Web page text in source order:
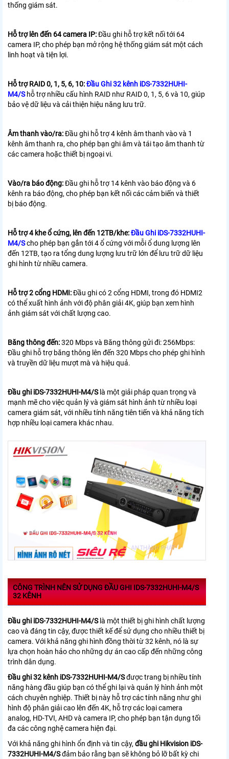
thống giám sát.
Hỗ trợ lên đến 64 camera IP:Đầu ghi hỗ trợ kết nối tới 64
camera IP, cho phép bạn mở rộng hệ thống giám sát một cách
linh hoạt và tiện lợi.
Hỗ trợ RAID 0, 1, 5, 6, 10:Đầu Ghi 32 kênh iDS-7332HUHI-
M4/Shỗ trợ nhiều cấu hình RAID như RAID 0, 1, 5, 6 và 10, giúp
bảo vệ dữ liệu và cải thiện hiệu năng lưu trữ.
Âm thanh vào/ra:Đầu ghi hỗ trợ 4 kênh âm thanh vào và 1
kênh âm thanh ra, cho phép bạn ghi âm và tái tạo âm thanh từ
các camera hoặc thiết bị ngoại vi.
Vào/ra báo động:Đầu ghi hỗ trợ 14 kênh vào báo động và 6
kênh ra báo động, cho phép bạn kết nối các cảm biến và thiết
bị báo động.
Hỗ trợ 4 khe ổ cứng, lên đến 12TB/khe:Đầu Ghi iDS-7332HUHI-
M4/Scho phép bạn gắn tới 4 ổ cứng với mỗi ổ dung lượng lên
đến 12TB, tạo ra tổng dung lượng lưu trữ lớn để lưu trữ dữ liệu
ghi hình từ nhiều camera.
Hỗ trợ 2 cổng HDMI:Đầu ghi có 2 cổng HDMI, trong đó HDMI2
có thể xuất hình ảnh với độ phân giải 4K, giúp bạn xem hình
ảnh giám sát với chất lượng cao.
Băng thông đến:320 Mbps và Băng thông gửi đi: 256Mbps:
Đầu ghi hỗ trợ băng thông lên đến 320 Mbps cho phép ghi hình
và truyền dữ liệu mượt mà và hiệu quả.
Đầu ghi iDS-7332HUHI-M4/Slà một giải pháp quan trọng và
mạnh mẽ cho việc quản lý và giám sát hình ảnh từ nhiều loại
camera giám sát, với nhiều tính năng tiên tiến và khả năng tích
hợp nhiều loại camera khác nhau.
CÔNG TRÌNH NÊN SỬ DỤNG ĐẦU GHI IDS-7332HUHI-M4/S
32 KÊNH
Đầu ghi iDS-7332HUHI-M4/Slà một thiết bị ghi hình chất lượng
cao và đáng tin cậy, được thiết kế để sử dụng cho nhiều thiết bị
camera. Với khả năng ghi hình đồng thời từ 32 kênh, nó là sự
lựa chọn hoàn hảo cho những dự án cao cấp đến những công
trình dân dụng.
Đầu ghi 32 kênh iDS-7332HUHI-M4/Sđược trang bị nhiều tính
năng hàng đầu giúp bạn có thể ghi lại và quản lý hình ảnh một
cách chuyên nghiệp. Thiết bị này hỗ trợ các tính năng như ghi
hình độ phân giải cao lên đến 4K, hỗ trợ các loại camera
analog, HD-TVI, AHD và camera IP, cho phép bạn tận dụng tối
đa các công nghệ camera hiện đại.
Với khả năng ghi hình ổn định và tin cậy, đầu ghi Hikvision iDS-
7332HUHI-M4/Sđảm bảo rằng bạn sẽ không bỏ lỡ bất kỳ chi